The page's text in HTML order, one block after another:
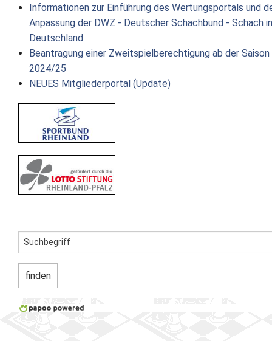
Informationen zur Einführung des Wertungsportals und
Anpassung der DWZ - Deutscher Schachbund - Schach in
Deutschland
Beantragung einer Zweitspielberechtigung ab der Saison
2024/25
NEUES Mitgliederportal (Update)